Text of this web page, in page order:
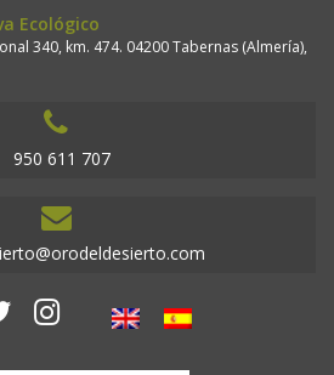
Ecológico
340, km. 474. 04200 Tabernas (Almería),
950 611 707